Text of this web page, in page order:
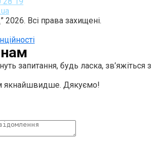
Всі права захищені.
запитання, будь ласка, зв’яжіться з
якнайшвидше. Дякуємо!